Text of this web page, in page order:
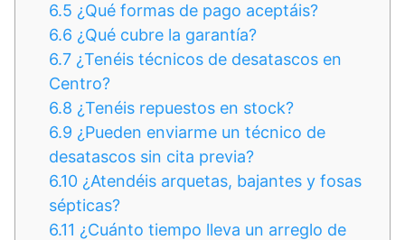
6.5 ¿Qué formas de pago aceptáis?
6.6 ¿Qué cubre la garantía?
6.7 ¿Tenéis técnicos de desatascos en
Centro?
6.8 ¿Tenéis repuestos en stock?
6.9 ¿Pueden enviarme un técnico de
desatascos sin cita previa?
6.10 ¿Atendéis arquetas, bajantes y fosas
sépticas?
6.11 ¿Cuánto tiempo lleva un arreglo de